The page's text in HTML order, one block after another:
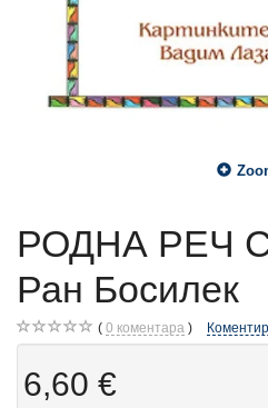
РОДНА РЕЧ
Ран Босилек
0 коментара
6,60 €